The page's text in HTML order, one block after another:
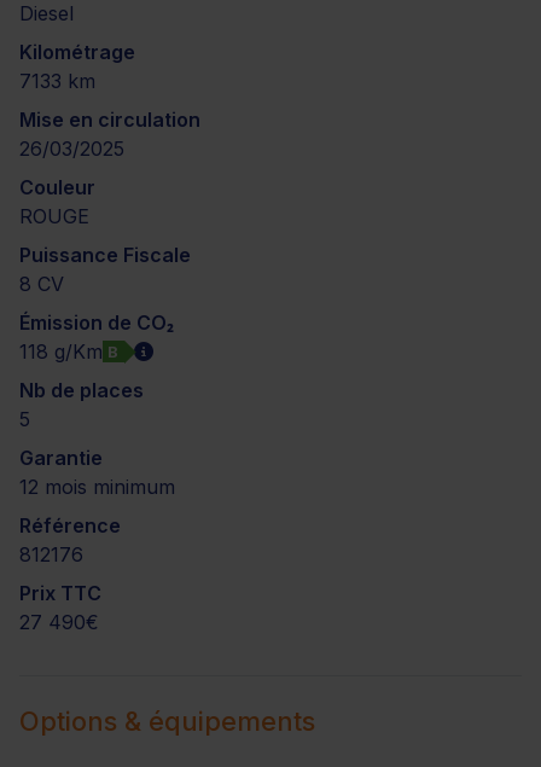
Diesel
Kilométrage
7133 km
Mise en circulation
26/03/2025
Couleur
ROUGE
Puissance Fiscale
8 CV
Émission de CO₂
118 g/Km B
Nb de places
5
Garantie
12 mois minimum
Référence
812176
Prix TTC
27 490€
Options & équipements